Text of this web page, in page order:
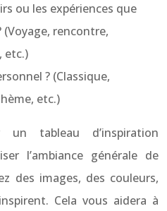
ou les expériences que
rencontre,
etc.)
? (Classique,
etc.)
tableau d’inspiration
l’ambiance générale de
des images, des couleurs,
Cela vous aidera à